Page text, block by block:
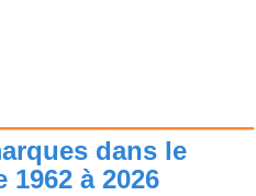
dans le
1962 à 2026